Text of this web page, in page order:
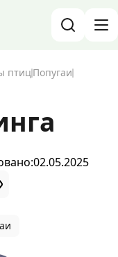
птицПопугаи
02.05.2025